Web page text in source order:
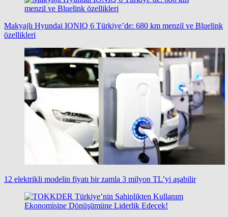
Makyajlı Hyundai IONIQ 6 Türkiye’de: 680 km menzil ve Bluelink
özellikleri
12 elektrikli modelin fiyatı bir zamla 3 milyon TL’yi aşabilir